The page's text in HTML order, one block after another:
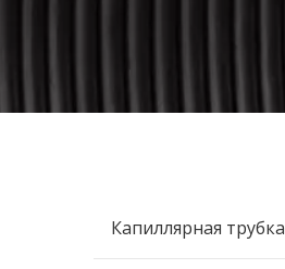
Капиллярная трубка